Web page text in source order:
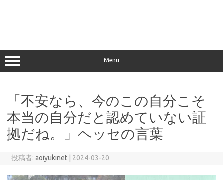
Menu
「不安なら、今のこの自分こそ
本当の自分だと認めていない証
拠だね。」ヘッセの言葉
投稿者: aoiyukinet 2024-03-20